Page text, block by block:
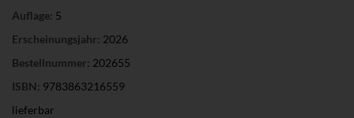
Auflage: 5
Erscheinungsjahr: 2026
Bestellnummer: 202655
ISBN: 9783863216559
lieferbar